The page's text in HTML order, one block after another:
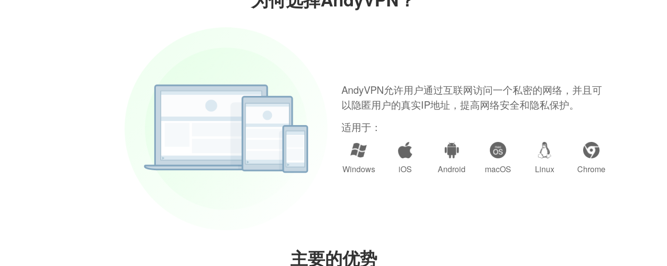
AndyVPN允许用户通过互联网访问一个私密的网络，并且可
以隐匿用户的真实IP地址，提高网络安全和隐私保护。
适用于：
Windows iOS Android macOS Linux Chrome
主要的优势